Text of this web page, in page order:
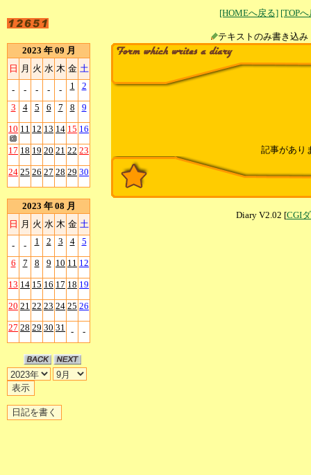
[HOMEへ戻る] [TOP
テキストのみ書
2023 年 09 月
日 月 火 水 木 金 土
- - - - - 1 2
3 4 5 6 7 8 9
10 11 12 13 14 15 16
17 18 19 20 21 22 23
24 25 26 27 28 29 30
2023 年 08 月
日 月 火 水 木 金 土
- - 1 2 3 4 5
6 7 8 9 10 11 12
13 14 15 16 17 18 19
20 21 22 23 24 25 26
27 28 29 30 31 - -
記事があり
Diary V2.02 [CGI